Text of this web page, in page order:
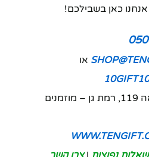
כאן בשבילכם!
או
הראה 119, רמת גן – מוזמנים